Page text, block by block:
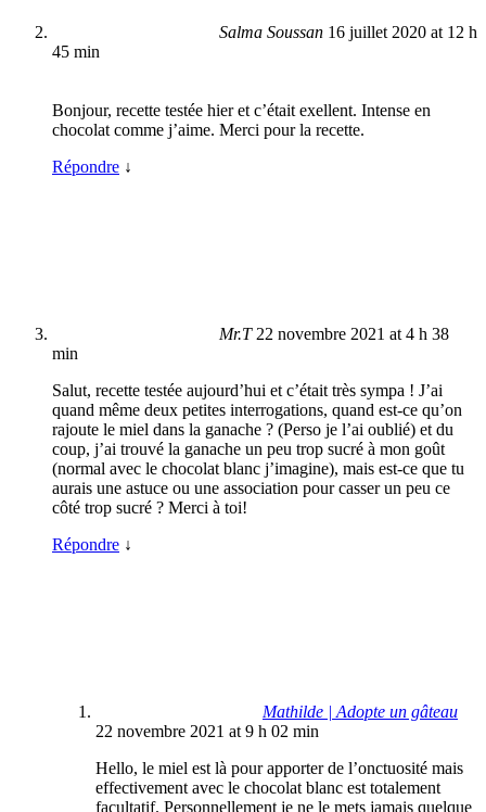
Salma Soussan 16 juillet 2020 at 12 h
45 min
Bonjour, recette testée hier et c’était exellent. Intense en
chocolat comme j’aime. Merci pour la recette.
Répondre ↓
Mr.T 22 novembre 2021 at 4 h 38
min
Salut, recette testée aujourd’hui et c’était très sympa ! J’ai
quand même deux petites interrogations, quand est-ce qu’on
rajoute le miel dans la ganache ? (Perso je l’ai oublié) et du
coup, j’ai trouvé la ganache un peu trop sucré à mon goût
(normal avec le chocolat blanc j’imagine), mais est-ce que tu
aurais une astuce ou une association pour casser un peu ce
côté trop sucré ? Merci à toi!
Répondre ↓
Mathilde | Adopte un gâteau
22 novembre 2021 at 9 h 02 min
Hello, le miel est là pour apporter de l’onctuosité mais
effectivement avec le chocolat blanc est totalement
facultatif. Personnellement je ne le mets jamais quelque